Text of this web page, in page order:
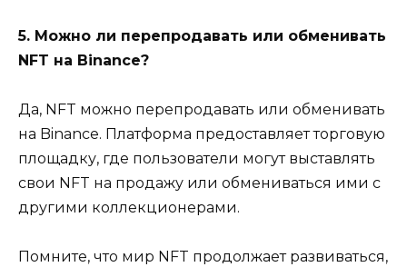
5. Можно ли перепродавать или обменивать
NFT на Binance?
Да, NFT можно перепродавать или обменивать
на Binance. Платформа предоставляет торговую
площадку, где пользователи могут выставлять
свои NFT на продажу или обмениваться ими с
другими коллекционерами.
Помните, что мир NFT продолжает развиваться,